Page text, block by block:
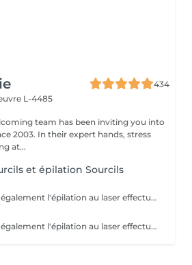
434
L-4485
team has been inviting you into
2003. In their expert hands, stress
at...
et épilation Sourcils
Nous vous proposons également l'épilation au laser effectué par une infirmière.
Nous vous proposons également l'épilation au laser effectué par une infirmière.